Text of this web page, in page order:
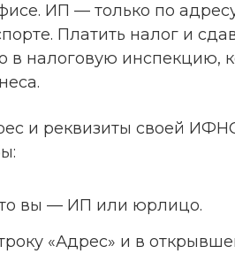
ИП — только по
Платить налог и
налоговую инспекцию,
и реквизиты своей
вы — ИП или юрлицо.
«Адрес» и в